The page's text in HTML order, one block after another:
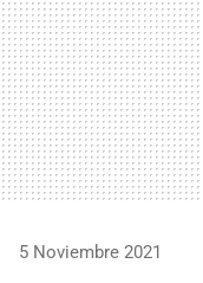
5 Noviembre 2021